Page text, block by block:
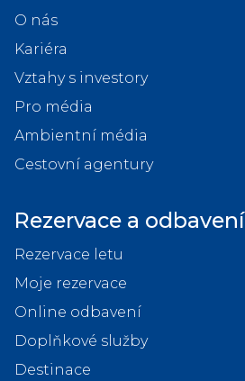
O nás
Kariéra
Vztahy s investory
Pro média
Ambientní média
Cestovní agentury
Rezervace a odbavení
Rezervace letu
Moje rezervace
Online odbavení
Doplňkové služby
Destinace